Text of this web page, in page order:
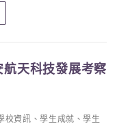
天科技發展考察
校資訊 、學生成就 、學生